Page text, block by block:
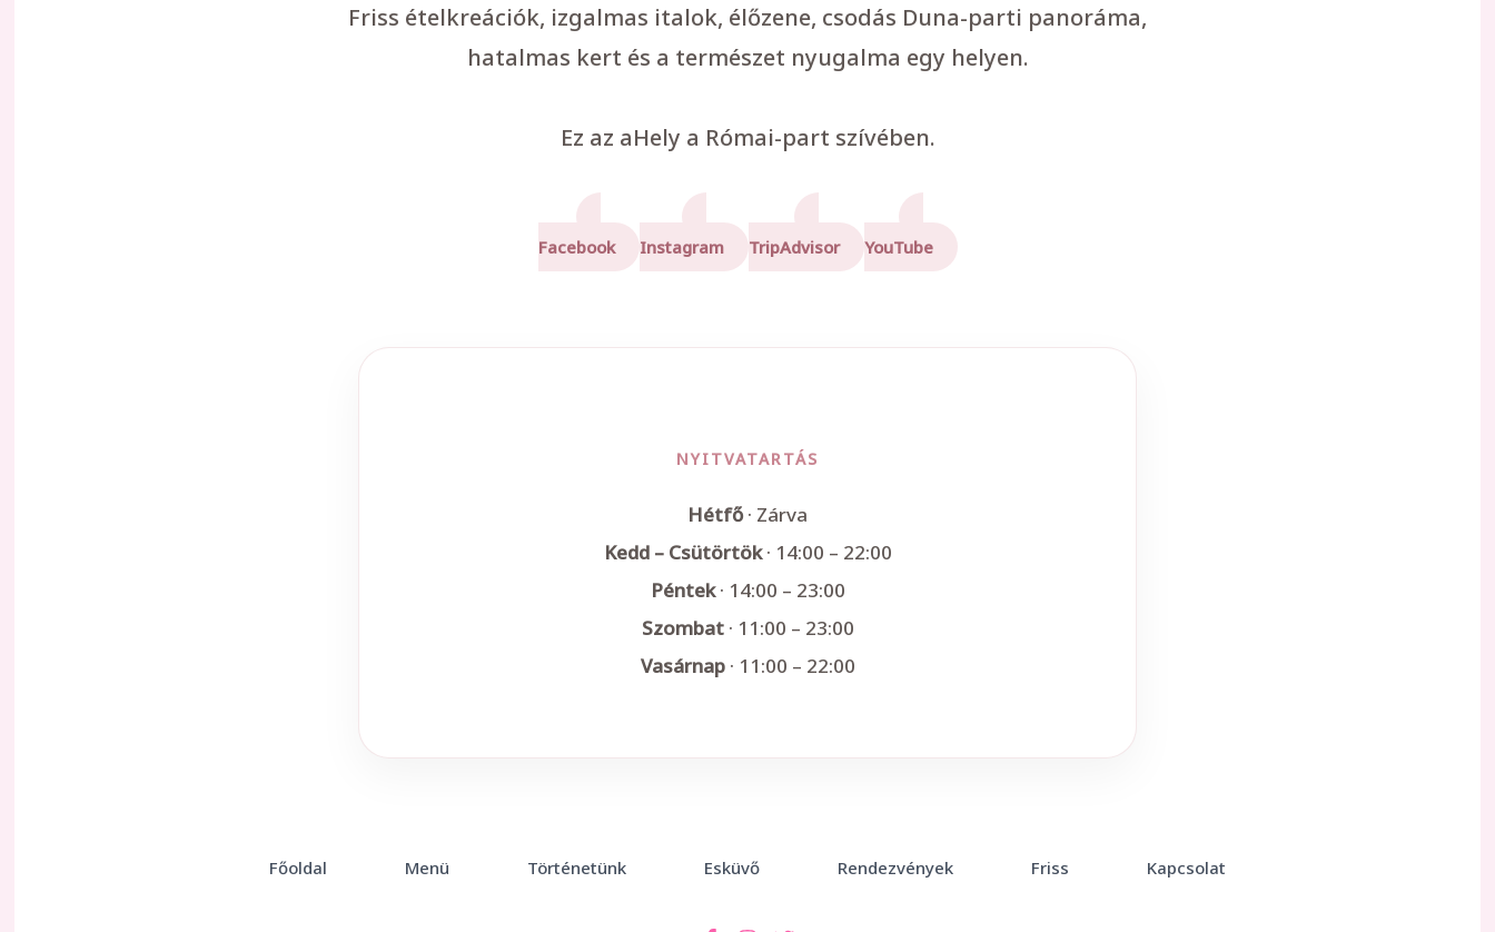
Friss ételkreációk, izgalmas italok, élőzene, csodás Duna-parti panoráma,
hatalmas kert és a természet nyugalma egy helyen.
Ez az aHely a Római-part szívében.
Facebook Instagram TripAdvisor YouTube
NYITVATARTÁS
Hétfő· Zárva
Kedd – Csütörtök· 14:00 – 22:00
Péntek· 14:00 – 23:00
Szombat· 11:00 – 23:00
Vasárnap· 11:00 – 22:00
Főoldal Menü Történetünk Esküvő Rendezvények Friss Kapcsolat